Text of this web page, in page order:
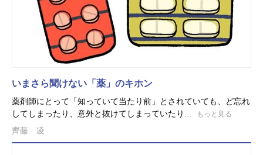
いまさら聞けない「薬」のキホン
薬剤師にとって「知っていて当たり前」とされていても、ど忘れ
してしまったり、意外と抜けてしまっていたり...
もっと見る
齊藤 凌